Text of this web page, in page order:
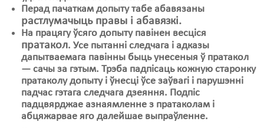
Перад пачаткам допыту табе абавязаны
растлумачыць правы і абавязкі.
На працягу ўсяго допыту павінен весціся
пратакол. Усе пытанні следчага і адказы
дапытваемага павінны быць унесеныя ў пратакол
— сачы за гэтым. Трэба падпісаць кожную старонку
пратаколу допыту і ўнесці ўсе заўвагі і парушэнні
падчас гэтага следчага дзеяння. Подпіс
падцвярджае азнаямленне з пратаколам і
абцяжарвае яго далейшае выпраўленне.